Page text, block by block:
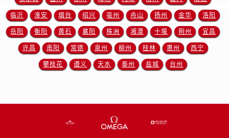
安徽省铜陵市铜官区石城大道欧米茄售后服务中心（需提前预约）
安徽省芜湖市镜湖区中山路步行街欧米茄售后服务中心（需提前预约）
安徽省宣城市宣州区叠嶂西路欧米茄售后服务中心（需提前预约）
福建省龙岩市新罗区九一南路欧米茄售后服务中心（需提前预约）
福建省三明市三元区东乾二路欧米茄售后服务中心（需提前预约）
临沂 淮安 烟台 绍兴 亳州 舟山 扬州 金华 洛阳
岳阳 衡阳 黄石 襄阳 株洲 湘潭 十堰 荆州 宜昌
许昌 南阳 常德 泉州 柳州 桂林 惠州 西宁
攀枝花 遵义 天水 泰州 盐城 台州